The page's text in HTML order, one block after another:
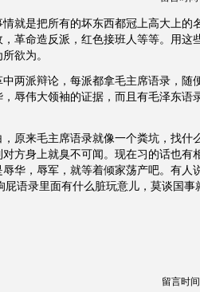
就是把所有的坏东西都冠上高大上的
革命造反派，红色接班人等等。用这
欲为。
两派辩论，每派都拿毛主席语录，随
辱伟大领袖的证据，而且有毛泽东语
原来毛主席语录就像一个粪坑，找什
方身上就臭不可闻。现在习的话也有
华，辱军，就等着倾家荡产吧。有人
屁语录里面有什么脏玩意儿，莫谈国事
留言时